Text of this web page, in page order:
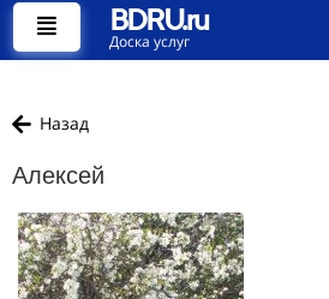
BDRU.ru
Доска услуг
Назад
Алексей